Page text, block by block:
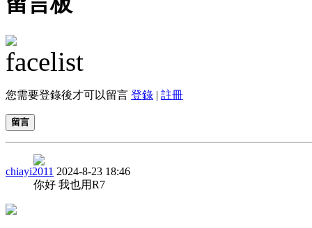
您需要登錄後才可以留言 登錄 | 註冊
留言
chiayi2011 2024-8-23 18:46
你好 我也用R7